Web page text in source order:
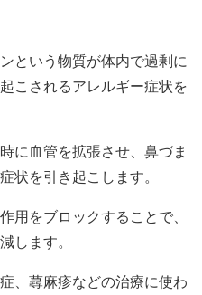
という物質が体内で過剰に
こされるアレルギー症状を
に血管を拡張させ、鼻づま
状を引き起こします。
用をブロックすることで、
します。
、蕁麻疹などの治療に使わ